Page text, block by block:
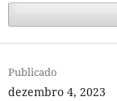
Publicado
dezembro 4, 2023